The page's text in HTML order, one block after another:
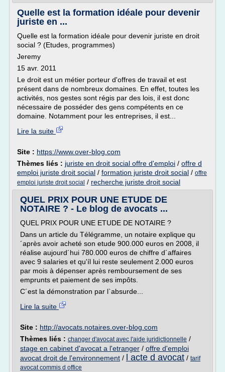
Quelle est la formation idéale pour devenir
juriste en ...
Quelle est la formation idéale pour devenir juriste en droit
social ? (Etudes, programmes)
Jeremy
15 avr. 2011
Le droit est un métier porteur d'offres de travail et est
présent dans de nombreux domaines. En effet, toutes les
activités, nos gestes sont régis par des lois, il est donc
nécessaire de posséder des gens compétents en ce
domaine. Notamment pour les entreprises, il est...
Lire la suite
Site : https://www.over-blog.com
Thèmes liés : juriste en droit social offre d'emploi / offre d
emploi juriste droit social / formation juriste droit social / offre
emploi juriste droit social / recherche juriste droit social
QUEL PRIX POUR UNE ETUDE DE
NOTAIRE ? - Le blog de avocats ...
QUEL PRIX POUR UNE ETUDE DE NOTAIRE ?
Dans un article du Télégramme, un notaire explique qu
´après avoir acheté son etude 900.000 euros en 2008, il
réalise aujourd´hui 780.000 euros de chiffre d´affaires
avec 9 salaries et qu'íl lui reste seulement 2.000 euros
par mois à dépenser après remboursement de ses
emprunts et paiement de ses impôts.
C´est la démonstration par l`absurde...
Lire la suite
Site : http://avocats.notaires.over-blog.com
Thèmes liés : changer d'avocat avec l'aide juridictionnelle /
stage en cabinet d'avocat a l'etranger / offre d'emploi
avocat droit de l'environnement / l acte d avocat / tarif
avocat commis d office